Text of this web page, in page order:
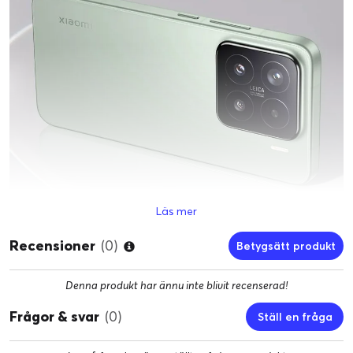
Läs mer
Recensioner (0) Betygsätt produkt
Denna produkt har ännu inte blivit recenserad!
Frågor & svar (0) Ställ en fråga